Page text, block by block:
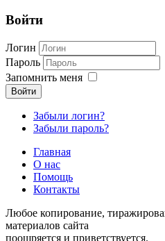
Войти
Логин
Пароль
Запомнить меня
Войти
Забыли логин?
Забыли пароль?
Главная
О нас
Помощь
Контакты
Любое копирование,
материалов сайта
поощряется и приветствуется.